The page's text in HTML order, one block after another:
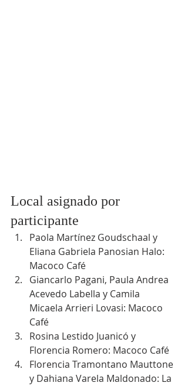
Local asignado por
participante
Paola Martínez Goudschaal y
Eliana Gabriela Panosian Halo:
Macoco Café
Giancarlo Pagani, Paula Andrea
Acevedo Labella y Camila
Micaela Arrieri Lovasi: Macoco
Café
Rosina Lestido Juanicó y
Florencia Romero: Macoco Café
Florencia Tramontano Mauttone
y Dahiana Varela Maldonado: La